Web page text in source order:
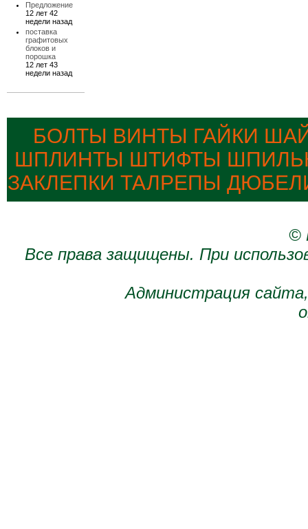
Предложение
12 лет 42
недели назад
поставка
графитовых
блоков и
порошка
12 лет 43
недели назад
БОЛТЫ ВИНТЫ ГАЙКИ
ШПЛИНТЫ ШТИФТЫ
ЗАКЛЕПКИ ТАЛРЕПЫ
©
Все права защищены. При
Администрация